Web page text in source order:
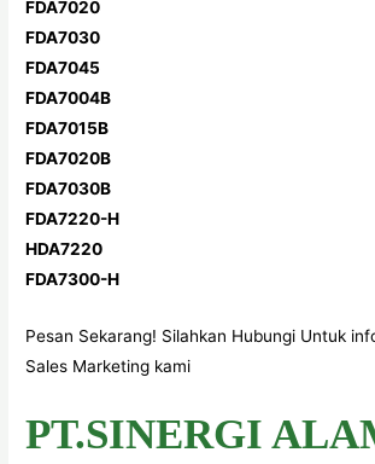
FDA7020
FDA7030
FDA7045
FDA7004B
FDA7015B
FDA7020B
FDA7030B
FDA7220-H
HDA7220
FDA7300-H
Pesan Sekarang! Silahkan Hubungi Untuk
Sales Marketing kami
PT.SINERGI